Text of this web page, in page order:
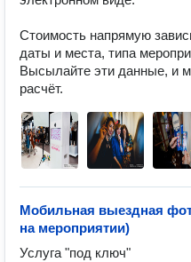
Стоимость напрямую
даты и места, типа
Высылайте эти данные, и
расчёт.
Мобильная выездная
на мероприятии)
Услуга "под ключ"